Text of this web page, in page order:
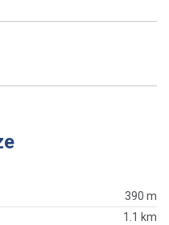
390 m
1.1 km